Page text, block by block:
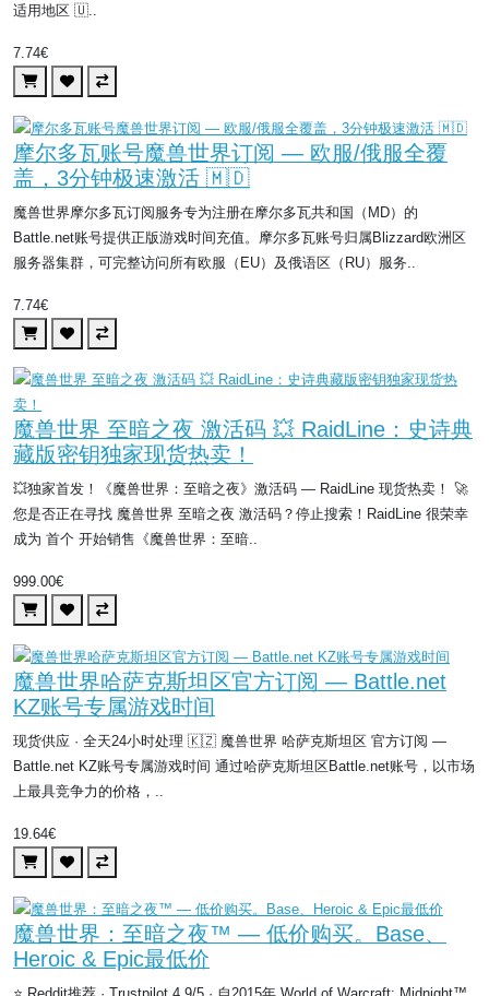
适用地区 🇺..
7.74€
摩尔多瓦账号魔兽世界订阅 — 欧服/俄服全覆
盖，3分钟极速激活 🇲🇩
魔兽世界摩尔多瓦订阅服务专为注册在摩尔多瓦共和国（MD）的
Battle.net账号提供正版游戏时间充值。摩尔多瓦账号归属Blizzard欧洲区
服务器集群，可完整访问所有欧服（EU）及俄语区（RU）服务..
7.74€
魔兽世界 至暗之夜 激活码 💥 RaidLine：史诗典
藏版密钥独家现货热卖！
💥独家首发！《魔兽世界：至暗之夜》激活码 — RaidLine 现货热卖！ 🚀
您是否正在寻找 魔兽世界 至暗之夜 激活码？停止搜索！RaidLine 很荣幸
成为 首个 开始销售《魔兽世界：至暗..
999.00€
魔兽世界哈萨克斯坦区官方订阅 — Battle.net
KZ账号专属游戏时间
现货供应 · 全天24小时处理 🇰🇿 魔兽世界 哈萨克斯坦区 官方订阅 —
Battle.net KZ账号专属游戏时间 通过哈萨克斯坦区Battle.net账号，以市场
上最具竞争力的价格，..
19.64€
魔兽世界：至暗之夜™ — 低价购买。Base、
Heroic & Epic最低价